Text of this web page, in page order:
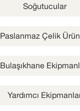
Soğutucular
Paslanmaz Çelik
Bulaşıkhane
Yardımcı